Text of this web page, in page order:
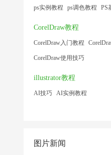
ps实例教程 ps调色教程 PS
CorelDraw教程
CorelDraw入门教程
CorelDraw使用技巧
illustrator教程
AI技巧 AI实例教程
图片新闻